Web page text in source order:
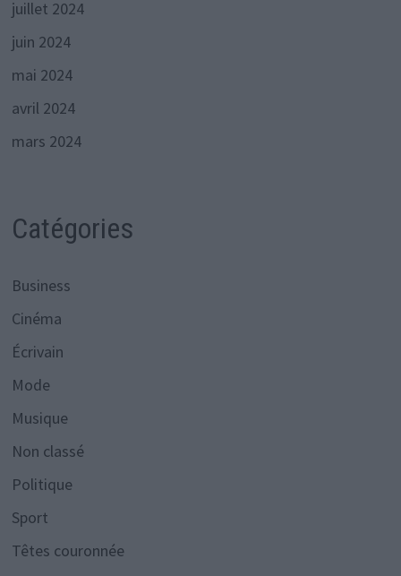
juillet 2024
juin 2024
mai 2024
avril 2024
mars 2024
Catégories
Business
Cinéma
Écrivain
Mode
Musique
Non classé
Politique
Sport
Têtes couronnée